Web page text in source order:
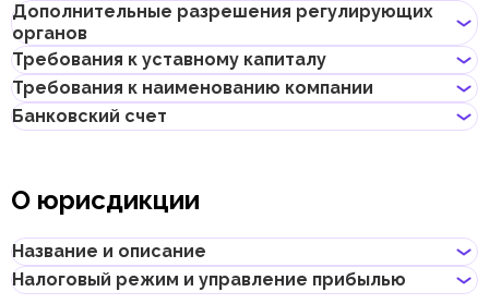
Дополнительные разрешения регулирующих
органов
Для регистрации компании с данным видом бизнес-
деятельности получение дополнительных разрешений не
требуется.
Требования к уставному капиталу
Минимальный уставной капитал для компаний AMC
составляет 10 000 AED. Его внесение является
Требования к наименованию компании
Не должно нарушать законов страны или содержать
Не должно нарушать прав интеллектуальной
собственности третьей стороны
Не может совпадать или быть похожим на локальные/
глобальные бренды и зарегистрированные товарные знаки
Не должно содержать географических названий, таких как
названия эмиратов, городов, стран и других объектов
Банковский счет
электронных (digital) банках и платежных системах.
следует учитывать такие факторы, как уровень обслуживания,
размер комиссий, доступные валюты, удобство онлайн–
банкинга, репутация банка и другие условия, которые могут
быть важны для бизнеса.
О юрисдикции
Название и описание
Название: Ajman Media City Free Zone
Налоговый режим и управление прибылью